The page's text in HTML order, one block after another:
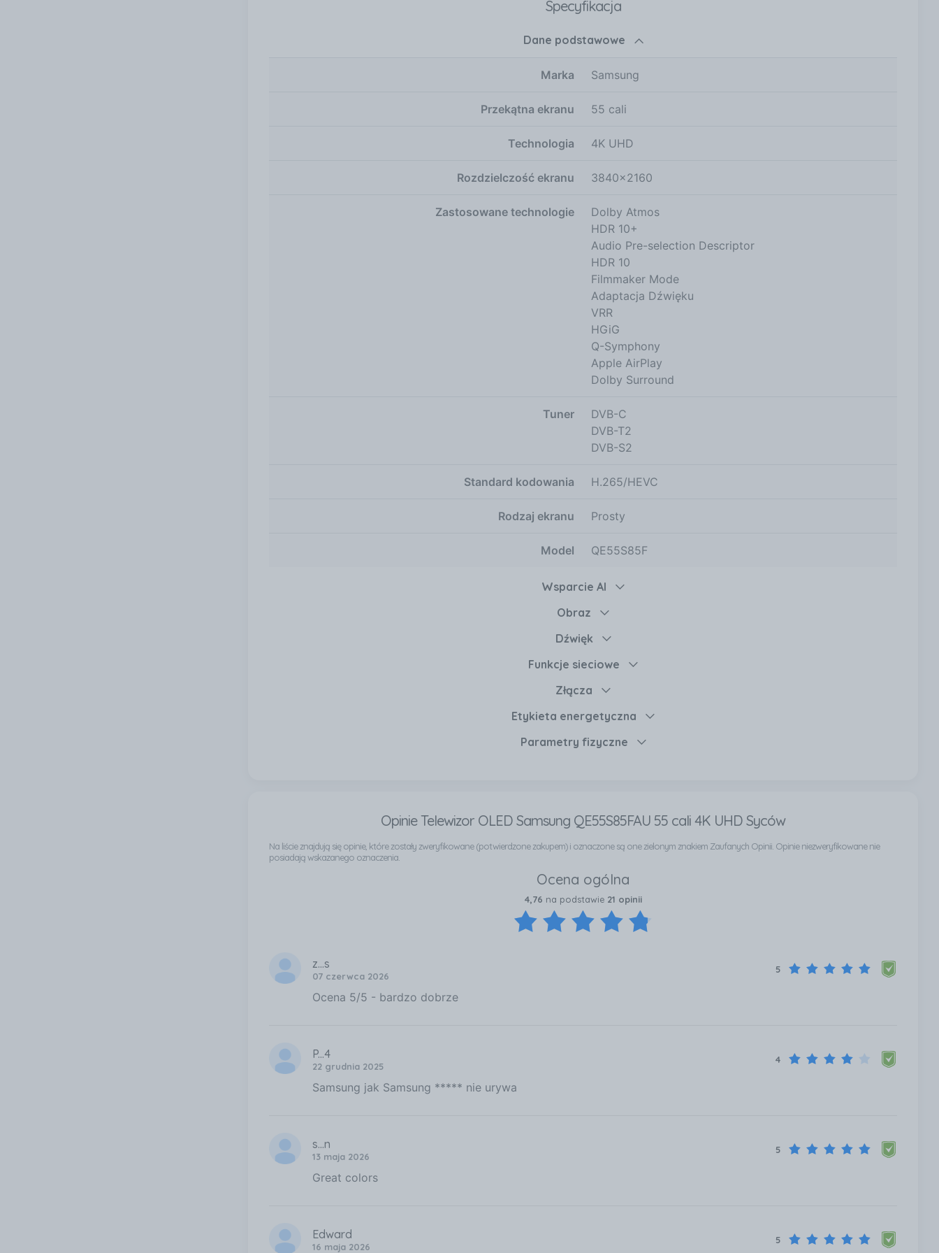
Specyfikacja
Dane podstawowe
Marka Samsung
Przekątna ekranu 55 cali
Technologia 4K UHD
Rozdzielczość ekranu 3840x2160
Zastosowane technologie
Dolby Atmos
HDR 10+
Audio Pre-selection Descriptor
HDR 10
Filmmaker Mode
Adaptacja Dźwięku
VRR
HGiG
Q-Symphony
Apple AirPlay
Dolby Surround
Tuner
DVB-C
DVB-T2
DVB-S2
Standard kodowania H.265/HEVC
Rodzaj ekranu Prosty
Model QE55S85F
Wsparcie AI
Obraz
Dźwięk
Funkcje sieciowe
Złącza
Etykieta energetyczna
Parametry fizyczne
Opinie Telewizor OLED Samsung QE55S85FAU 55 cali 4K UHD Syców
Na liście znajdują się opinie, które zostały zweryfikowane (potwierdzone zakupem) i oznaczone są one zielonym znakiem Zaufanych Opinii. Opinie niezweryfikowane nie
posiadają wskazanego oznaczenia.
Ocena ogólna
4,76 na podstawie 21 opinii
z...s
07 czerwca 2026
5
Ocena 5/5 - bardzo dobrze
P...4
22 grudnia 2025
4
Samsung jak Samsung ***** nie urywa
s...n
13 maja 2026
5
Great colors
Edward
16 maja 2026
5